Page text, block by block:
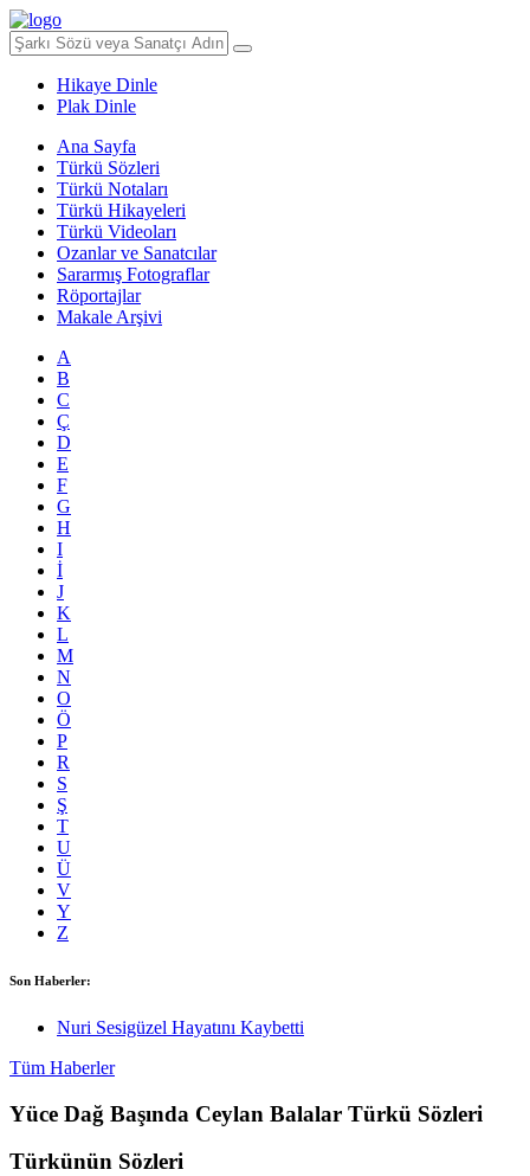
Hikaye Dinle
Plak Dinle
Ana Sayfa
Türkü Sözleri
Türkü Notaları
Türkü Hikayeleri
Türkü Videoları
Ozanlar ve Sanatcılar
Sararmış Fotograflar
Röportajlar
Makale Arşivi
A
B
C
Ç
D
E
F
G
H
I
İ
J
K
L
M
N
O
Ö
P
R
S
Ş
T
U
Ü
V
Y
Z
Son Haberler:
Nuri Sesigüzel Hayatını Kaybetti
Tüm Haberler
Yüce Dağ Başında Ceylan Balalar Türkü Sözleri
Türkünün Sözleri